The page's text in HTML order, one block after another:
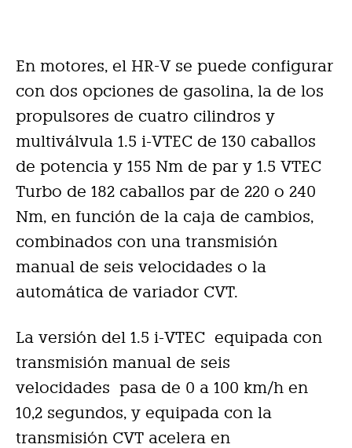
En motores, el HR-V se puede configurar
con dos opciones de gasolina, la de los
propulsores de cuatro cilindros y
multiválvula 1.5 i-VTEC de 130 caballos
de potencia y 155 Nm de par y 1.5 VTEC
Turbo de 182 caballos par de 220 o 240
Nm, en función de la caja de cambios,
combinados con una transmisión
manual de seis velocidades o la
automática de variador CVT.
La versión del 1.5 i-VTEC equipada con
transmisión manual de seis
velocidades pasa de 0 a 100 km/h en
10,2 segundos, y equipada con la
transmisión CVT acelera en